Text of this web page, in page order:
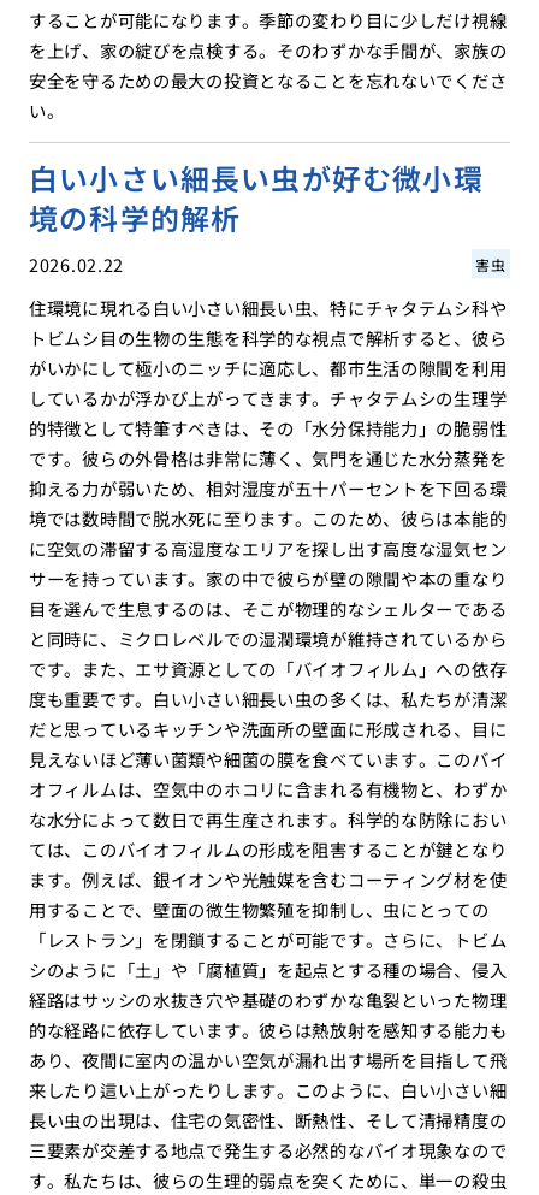
することが可能になります。季節の変わり目に少しだけ視線
を上げ、家の綻びを点検する。そのわずかな手間が、家族の
安全を守るための最大の投資となることを忘れないでくださ
い。
白い小さい細長い虫が好む微小環
境の科学的解析
2026.02.22 害虫
住環境に現れる白い小さい細長い虫、特にチャタテムシ科や
トビムシ目の生物の生態を科学的な視点で解析すると、彼ら
がいかにして極小のニッチに適応し、都市生活の隙間を利用
しているかが浮かび上がってきます。チャタテムシの生理学
的特徴として特筆すべきは、その「水分保持能力」の脆弱性
です。彼らの外骨格は非常に薄く、気門を通じた水分蒸発を
抑える力が弱いため、相対湿度が五十パーセントを下回る環
境では数時間で脱水死に至ります。このため、彼らは本能的
に空気の滞留する高湿度なエリアを探し出す高度な湿気セン
サーを持っています。家の中で彼らが壁の隙間や本の重なり
目を選んで生息するのは、そこが物理的なシェルターである
と同時に、ミクロレベルでの湿潤環境が維持されているから
です。また、エサ資源としての「バイオフィルム」への依存
度も重要です。白い小さい細長い虫の多くは、私たちが清潔
だと思っているキッチンや洗面所の壁面に形成される、目に
見えないほど薄い菌類や細菌の膜を食べています。このバイ
オフィルムは、空気中のホコリに含まれる有機物と、わずか
な水分によって数日で再生産されます。科学的な防除におい
ては、このバイオフィルムの形成を阻害することが鍵となり
ます。例えば、銀イオンや光触媒を含むコーティング材を使
用することで、壁面の微生物繁殖を抑制し、虫にとっての
「レストラン」を閉鎖することが可能です。さらに、トビム
シのように「土」や「腐植質」を起点とする種の場合、侵入
経路はサッシの水抜き穴や基礎のわずかな亀裂といった物理
的な経路に依存しています。彼らは熱放射を感知する能力も
あり、夜間に室内の温かい空気が漏れ出す場所を目指して飛
来したり這い上がったりします。このように、白い小さい細
長い虫の出現は、住宅の気密性、断熱性、そして清掃精度の
三要素が交差する地点で発生する必然的なバイオ現象なので
す。私たちは、彼らの生理的弱点を突くために、単一の殺虫